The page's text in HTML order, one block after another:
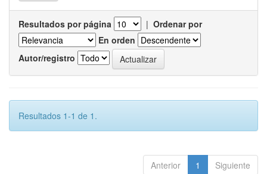
Resultados por página | Ordenar por
En orden
Autor/registro
Resultados 1-1 de 1.
Anterior 1 Siguiente